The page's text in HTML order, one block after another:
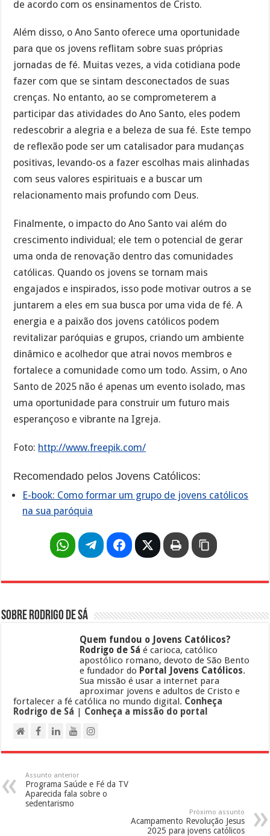
de acordo com os ensinamentos de Cristo.
Além disso, o Ano Santo oferece uma oportunidade
para que os jovens reflitam sobre suas próprias
jornadas de fé. Muitas vezes, a vida cotidiana pode
fazer com que se sintam desconectados de suas
crenças. No entanto, ao se comprometerem a
participar das atividades do Ano Santo, eles podem
redescobrir a alegria e a beleza de sua fé. Este tempo
de reflexão pode ser um catalisador para mudanças
positivas, levando-os a fazer escolhas mais alinhadas
com seus valores espirituais e a buscar um
relacionamento mais profundo com Deus.
Finalmente, o impacto do Ano Santo vai além do
crescimento individual; ele tem o potencial de gerar
uma onda de renovação dentro das comunidades
católicas. Quando os jovens se tornam mais
engajados e inspirados, isso pode motivar outros a se
juntarem a eles em sua busca por uma vida de fé. A
energia e a paixão dos jovens católicos podem
revitalizar paróquias e grupos, criando um ambiente
dinâmico e acolhedor que atrai novos membros e
fortalece a comunidade como um todo. Assim, o Ano
Santo de 2025 não é apenas um evento isolado, mas
uma oportunidade para construir um futuro mais
esperançoso e vibrante na Igreja.
Foto: http://www.freepik.com/
Recomendado pelos Jovens Católicos:
E-book: Como formar um grupo de jovens católicos
na sua paróquia
Sobre Rodrigo de Sá
Quem fundou o Jovens Católicos?
Rodrigo de Sá é carioca, católico
apostólico romano, devoto de São Bento
e fundador do Portal Jovens Católicos.
Sua missão é usar a internet para
aproximar jovens e adultos de Cristo e
fortalecer a fé católica no mundo digital. Conheça
Rodrigo de Sá | Conheça a missão do portal
Assunto anterior
Programa Saúde e Fé da TV
Aparecida fala sobre o
sedentarismo
Próximo assunto
Acampamento Revolução Jesus
2025 para jovens católicos